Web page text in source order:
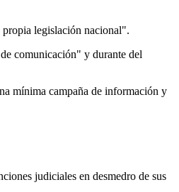
propia legislación nacional".
comunicación" y durante del
mínima campaña de información y
judiciales en desmedro de sus